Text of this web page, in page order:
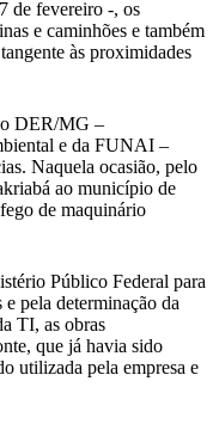
de fevereiro -, os
e caminhões e também
às proximidades
DER/MG –
e da FUNAI –
Naquela ocasião, pelo
ao município de
de maquinário
Público Federal para
pela determinação da
TI, as obras
que já havia sido
utilizada pela empresa e